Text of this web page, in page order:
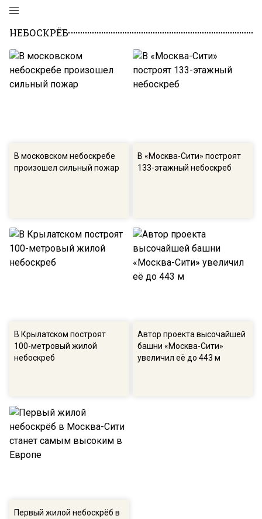
НЕБОСКРЁБ
В московском небоскребе
произошел сильный пожар
В «Москва-Сити» построят
133-этажный небоскреб
В Крылатском построят
100-метровый жилой
небоскреб
Автор проекта высочайшей
башни «Москва-Сити»
увеличил её до 443 м
Первый жилой небоскрёб в